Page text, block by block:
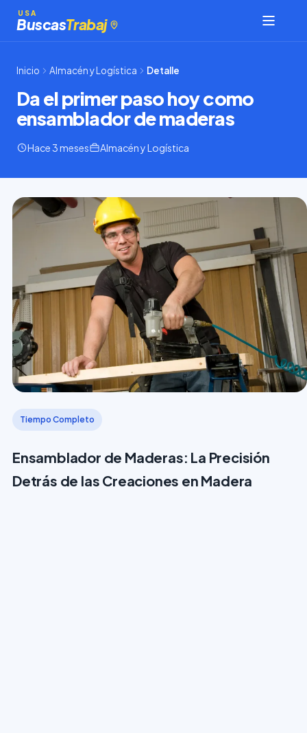
Saltar
contenido
USA
BuscasTrabaj
Inicio Almacén y Logística Detalle
Da el primer paso hoy como
ensamblador de maderas
Hace 3 meses Almacén y Logística
Tiempo Completo
Ensamblador de Maderas: La Precisión
Detrás de las Creaciones en Madera